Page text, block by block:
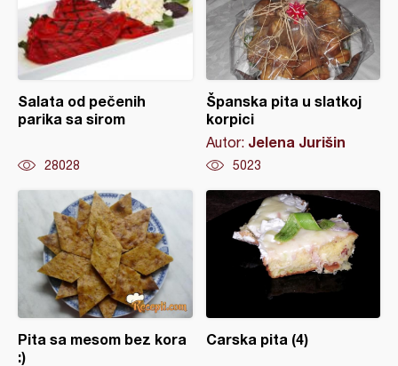
Salata od pečenih
parika sa sirom
28028
Španska pita u slatkoj
korpici
Autor: Jelena Jurišin
5023
Pita sa mesom bez kora
:)
Carska pita (4)